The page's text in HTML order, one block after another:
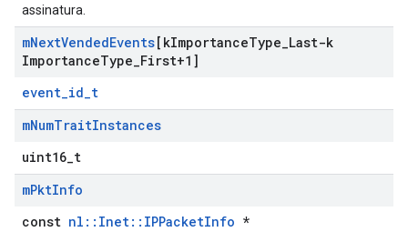
assinatura.
mNextVendedEvents[kImportanceType Last-k
ImportanceType First+1]
event_id_t
mNumTraitInstances
uint16_t
mPktInfo
const nl::Inet::IPPacketInfo *